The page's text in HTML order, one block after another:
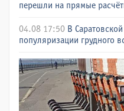
перешли на прямые
04.08 17:50 В
популяризации грудного